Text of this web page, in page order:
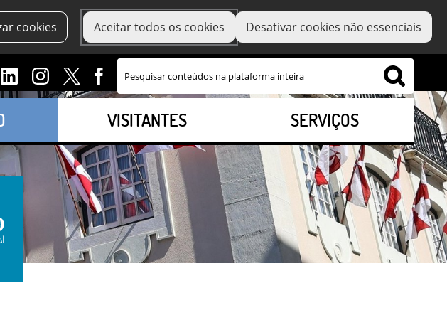
cookies Aceitar todos os cookies Desativar cookies não essenciais
VISITANTES SERVIÇOS